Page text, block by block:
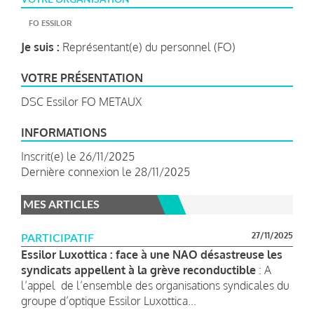
FO ESSILOR
Je suis : Représentant(e) du personnel (FO)
VOTRE PRÉSENTATION
DSC Essilor FO METAUX
INFORMATIONS
Inscrit(e) le 26/11/2025
Dernière connexion le 28/11/2025
MES ARTICLES
PARTICIPATIF 27/11/2025
Essilor Luxottica : face à une NAO désastreuse les
syndicats appellent à la grève reconductible : A
l’appel de l’ensemble des organisations syndicales du
groupe d’optique Essilor Luxottica...